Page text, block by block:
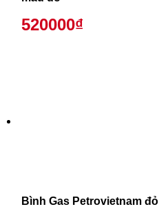
520000₫
Bình Gas Petrovietnam đỏ